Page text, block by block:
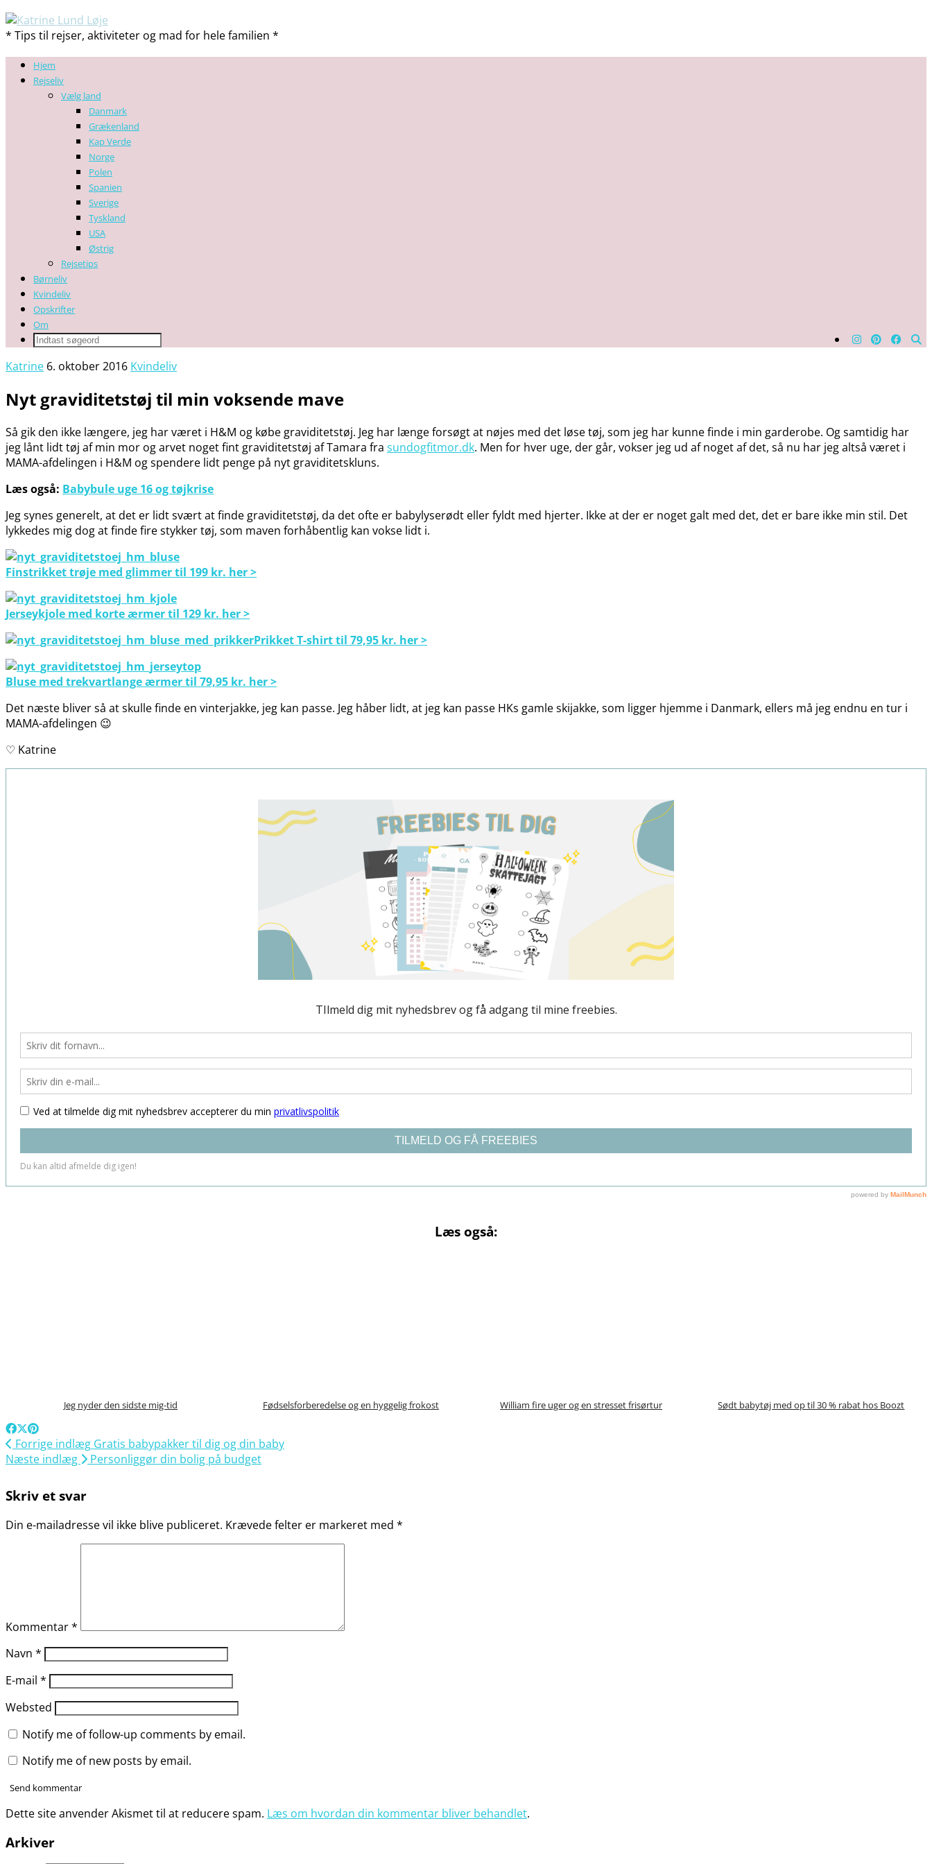
* Tips til rejser, aktiviteter og mad for hele familien *
Hjem
Rejseliv
Vælg land
Danmark
Grækenland
Kap Verde
Norge
Polen
Spanien
Sverige
Tyskland
USA
Østrig
Rejsetips
Børneliv
Kvindeliv
Opskrifter
Om
Katrine 6. oktober 2016 Kvindeliv
Nyt graviditetstøj til min voksende mave
Så gik den ikke længere, jeg har været i H&M og købe graviditetstøj. Jeg har længe forsøgt at nøjes med det løse tøj, som jeg har kunne finde i min garderobe. Og samtidig har
jeg lånt lidt tøj af min mor og arvet noget fint graviditetstøj af Tamara fra sundogfitmor.dk. Men for hver uge, der går, vokser jeg ud af noget af det, så nu har jeg altså været i
MAMA-afdelingen i H&M og spendere lidt penge på nyt graviditetskluns.
Læs også: Babybule uge 16 og tøjkrise
Jeg synes generelt, at det er lidt svært at finde graviditetstøj, da det ofte er babylyserødt eller fyldt med hjerter. Ikke at der er noget galt med det, det er bare ikke min stil. Det
lykkedes mig dog at finde fire stykker tøj, som maven forhåbentlig kan vokse lidt i.
Finstrikket trøje med glimmer til 199 kr. her >
Jerseykjole med korte ærmer til 129 kr. her >
Prikket T-shirt til 79,95 kr. her >
Bluse med trekvartlange ærmer til 79,95 kr. her >
Det næste bliver så at skulle finde en vinterjakke, jeg kan passe. Jeg håber lidt, at jeg kan passe HKs gamle skijakke, som ligger hjemme i Danmark, ellers må jeg endnu en tur i
MAMA-afdelingen 😉
♡ Katrine
Læs også:
Jeg nyder den sidste mig-tid Fødselsforberedelse og en hyggelig frokost William fire uger og en stresset frisørtur Sødt babytøj med op til 30 % rabat hos Boozt
Forrige indlæg Gratis babypakker til dig og din baby
Næste indlæg
Personliggør din bolig på budget
Skriv et svar
Din e-mailadresse vil ikke blive publiceret. Krævede felter er markeret med *
Kommentar*
Navn *
E-mail *
Websted
Notify me of follow-up comments by email.
Notify me of new posts by email.
Dette site anvender Akismet til at reducere spam. Læs om hvordan din kommentar bliver behandlet.
Arkiver